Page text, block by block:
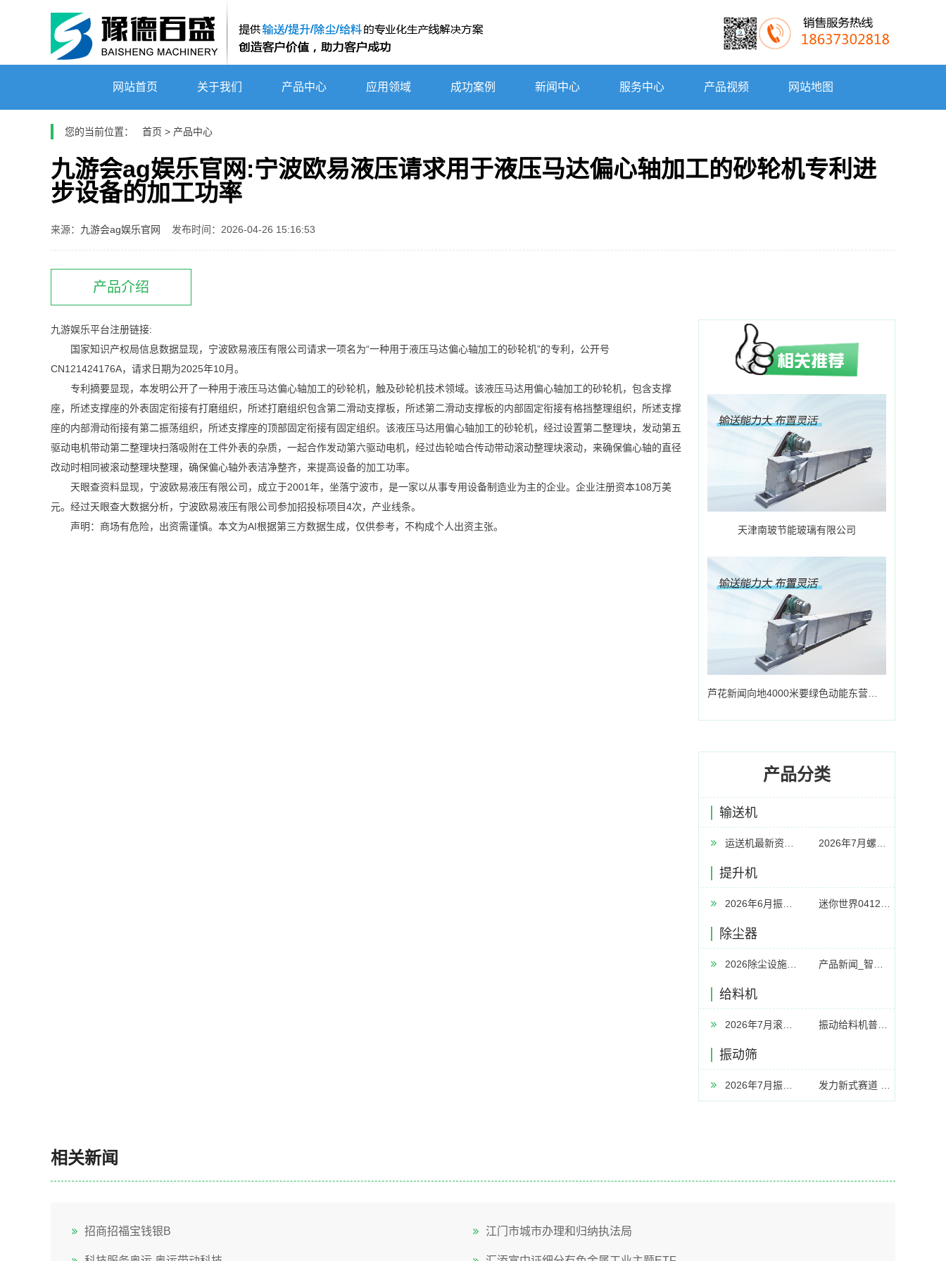
网站首页 关于我们 产品中心 应用领域 成功案例 新闻中心 服务中心 产品视频 网站地图
您的当前位置： 首页 > 产品中心
九游会ag娱乐官网:宁波欧易液压请求用于液压马达偏心轴加工的砂轮机专利进
步设备的加工功率
来源： 九游会ag娱乐官网 发布时间：2026-04-26 15:16:53
产品介绍
九游娱乐平台注册链接:
国家知识产权局信息数据显现，宁波欧易液压有限公司请求一项名为“一种用于液压马达偏心轴加工的砂轮机”的专利，公开号
CN121424176A，请求日期为2025年10月。
专利摘要显现，本发明公开了一种用于液压马达偏心轴加工的砂轮机，触及砂轮机技术领域。该液压马达用偏心轴加工的砂轮机，包含支撑
座，所述支撑座的外表固定衔接有打磨组织，所述打磨组织包含第二滑动支撑板，所述第二滑动支撑板的内部固定衔接有格挡整理组织，所述支撑
座的内部滑动衔接有第二振荡组织，所述支撑座的顶部固定衔接有固定组织。该液压马达用偏心轴加工的砂轮机，经过设置第二整理块，发动第五
驱动电机带动第二整理块扫落吸附在工件外表的杂质，一起合作发动第六驱动电机，经过齿轮啮合传动带动滚动整理块滚动，来确保偏心轴的直径
改动时相同被滚动整理块整理，确保偏心轴外表洁净整齐，来提高设备的加工功率。
天眼查资料显现，宁波欧易液压有限公司，成立于2001年，坐落宁波市，是一家以从事专用设备制造业为主的企业。企业注册资本108万美
元。经过天眼查大数据分析，宁波欧易液压有限公司参加招投标项目4次，产业线条。
声明：商场有危险，出资需谨慎。本文为AI根据第三方数据生成，仅供参考，不构成个人出资主张。
天津南玻节能玻璃有限公司
产品分类
输送机
2026年7月螺旋输送机厂家推荐指南：双轴螺旋输送机水泥板链式U型矿用刮板公司优选！
提升机
2026年6月振动给料机厂家推荐指南：GZGB系列同步惯性振动给料机GZ系列电磁GD惯性ZG同步平台公司优选！
除尘器
2026除尘设施厂家推荐工业除尘器设备中央工业中央器厂家优选指南
给料机
2026年7月滚筒筛厂家推荐指南：皮带传动滚筒筛有轴链条传动生活垃圾中心轴公司优选 振动给料机普遍的问题及解决方案汇总
振动筛
2026年7月振动筛厂家推荐指南：脱水筛高频脱水振动筛多层分级公司优选！
相关新闻
招商招福宝钱银B 江门市城市办理和归纳执法局